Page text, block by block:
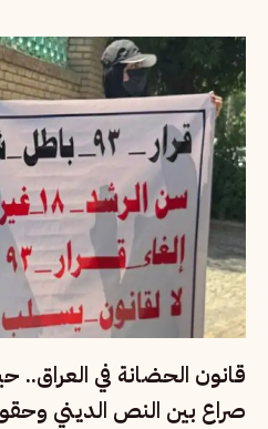
قانون الحضانة في
صراع بين النص الديني